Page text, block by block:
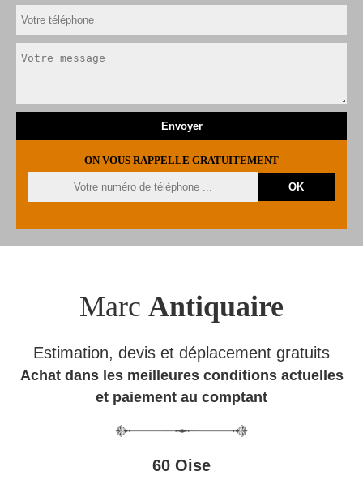
ON VOUS RAPPELLE GRATUITEMENT
Marc Antiquaire
Estimation, devis et déplacement gratuits
Achat dans les meilleures conditions actuelles
et paiement au comptant
60 Oise